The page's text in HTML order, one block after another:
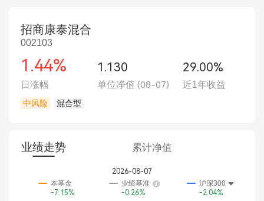
招商康泰混合
002103
1.44% 1.130 29.00%
日涨幅 单位净值 (08-07) 近1年收益
中风险 混合型
业绩走势 累计净值
2026-08-07
本基金
-7.15%
业绩基准
-0.26%
沪深300
-2.04%